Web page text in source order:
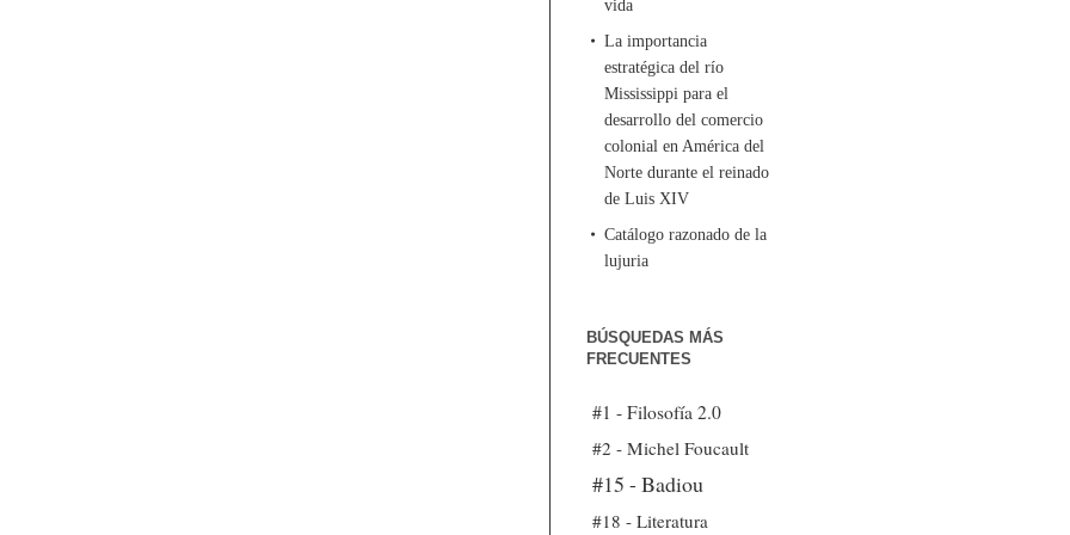
vida
La importancia
estratégica del río
Mississippi para el
desarrollo del comercio
colonial en América del
Norte durante el reinado
de Luis XIV
Catálogo razonado de la
lujuria
BÚSQUEDAS MÁS
FRECUENTES
#1 - Filosofía 2.0
#2 - Michel Foucault
#15 - Badiou
#18 - Literatura